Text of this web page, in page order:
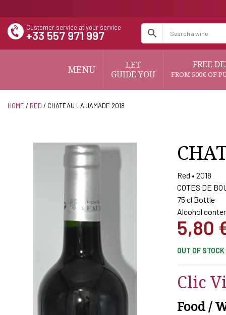
Customer service at your service
+33 557 971 997
MENU
LET
GUIDE YOU
FREE
FROM 500€ OF
HOME / RED / CHATEAU LA JAMADE 2018
Red • 2018
COTES DE
75 cl Bottle
Alcohol
5,80
OUT OF STOCK
Clic
Food /